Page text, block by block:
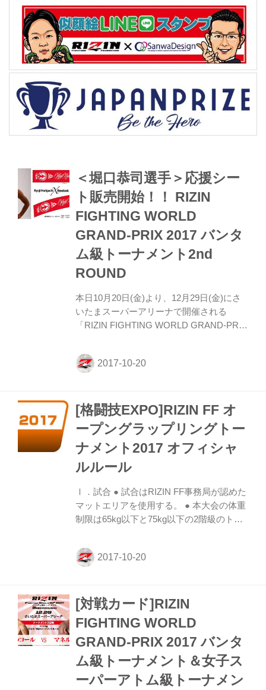
＜堀口恭司選手＞応援シー
ト販売開始！！ RIZIN
FIGHTING WORLD
GRAND-PRIX 2017 バンタ
ム級トーナメント2nd
ROUND
本日10月20日(金)より、12月29日(金)にさ
いたまスーパーアリーナで開催される
「RIZIN FIGHTING WORLD GRAND-PRIX
ROUND」に出場する堀口恭司選手の応援
シートを販売開始しました。詳細は下記の
ズ付 10,000円 ◆S席 2大会セットチケット/
応援グッズ付 15,000円 (全席指定・税
込)※1歳よりチケットが必要です。 下記内
容を全てご入力の上、メールアドレス
(horiguchi.ticket@infy.net)へ直...
[格闘技EXPO]RIZIN FF オ
ープングラップリングトー
ナメント2017 オフィシャ
ルルール
Ⅰ．試合 ● 試合はRIZIN FF事務局が認めた
マットエリアを使用する。 ● 本大会の体重
制限は65kg以下と75kg以下の2階級のトー
の指定する時間に行う。パスしなかった選
手は再計量を行うが最終計量は30分以内と
ウンド制とし、ラウンド間のインターバル
る着衣は、主催者・レフェリーによって事
前に認可されたものでなければならない。
● 上半身は裸、もしくはラッシュガード
（長袖可）。 ● 膝までの丈のショーツかス
パッツ（ロング...
[対戦カード]RIZIN
FIGHTING WORLD
GRAND-PRIX 2017 バンタ
ム級トーナメント＆女子ス
ーパーアトム級トーナメン